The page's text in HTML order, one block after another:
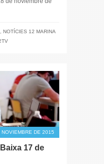
NOTÍCIES 12 MARINA
NOVIEMBRE DE 2015
17 de